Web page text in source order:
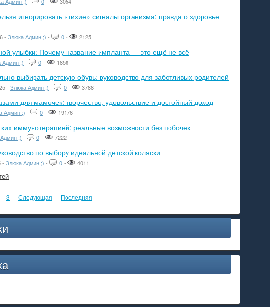
игнорировать «тихие» сигналы организма: правда о здоровье
- Злюка Админ ;) - 0 - 2125
улыбки: Почему название импланта — это ещё не всё
Админ ;) - 0 - 1856
выбирать детскую обувь: руководство для заботливых родителей
- Злюка Админ ;) - 0 - 3788
для мамочек: творчество, удовольствие и достойный доход
Админ ;) - 0 - 19176
иммунотерапией: реальные возможности без побочек
;) - 0 - 7222
по выбору идеальной детской коляски
- Злюка Админ ;) - 0 - 4011
3 Следующая Последняя